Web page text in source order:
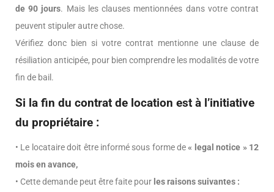
de 90 jours. Mais les clauses mentionnées dans votre contrat
peuvent stipuler autre chose.
Vérifiez donc bien si votre contrat mentionne une clause de
résiliation anticipée, pour bien comprendre les modalités de votre
fin de bail.
Si la fin du contrat de location est à l’initiative
du propriétaire :
• Le locataire doit être informé sous forme de« legal notice » 12
mois en avance,
• Cette demande peut être faite pour les raisons suivantes :